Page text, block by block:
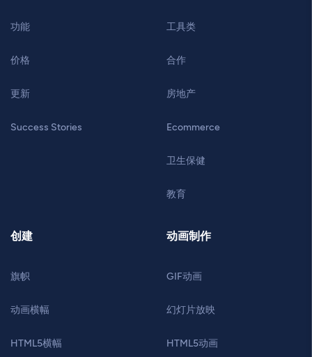
功能
价格
更新
Success Stories
工具类
合作
房地产
Ecommerce
卫生保健
教育
创建
旗帜
动画横幅
HTML5横幅
动画制作
GIF动画
幻灯片放映
HTML5动画